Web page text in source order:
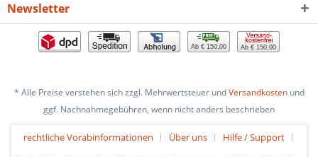
Newsletter
Ab € 150,00 Ab € 150,00
* Alle Preise verstehen sich zzgl. Mehrwertsteuer undVersandkostenund
ggf. Nachnahmegebühren, wenn nicht anders beschrieben
rechtliche Vorabinformationen Über uns
Hilfe / Support